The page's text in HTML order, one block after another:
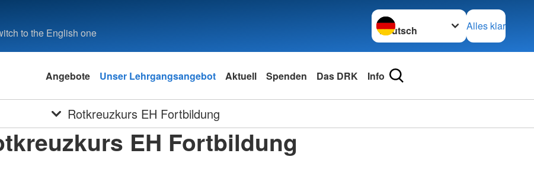
to the English one
Sprache wechseln zu
Alles klar
Angebote Unser Lehrgangsangebot Aktuell Spenden Das DRK Info
Rotkreuzkurs EH Fortbildung
EH Fortbildung